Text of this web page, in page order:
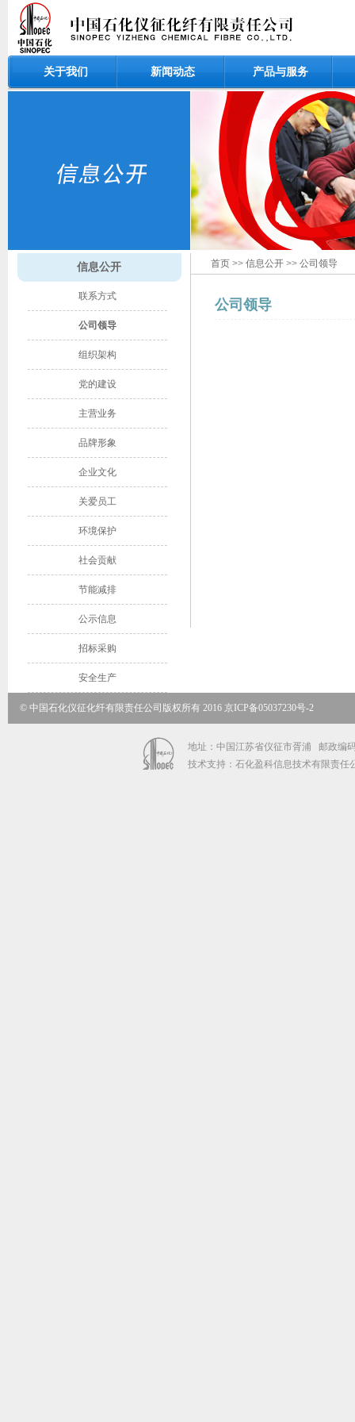
关于我们 新闻动态 产品与服务
信息公开
联系方式
公司领导
组织架构
党的建设
主营业务
品牌形象
企业文化
关爱员工
环境保护
社会贡献
节能减排
公示信息
招标采购
安全生产
首页 >> 信息公开 >> 公司领导
公司领导
© 中国石化仪征化纤有限责任公司版权所有 2016 京ICP备05037230号-2
地址：中国江苏省仪征市胥浦 邮政编
技术支持：石化盈科信息技术有限责任